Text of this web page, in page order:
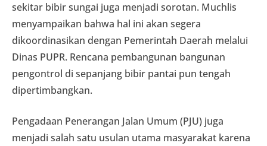
sekitar bibir sungai juga menjadi sorotan. Muchlis
menyampaikan bahwa hal ini akan segera
dikoordinasikan dengan Pemerintah Daerah melalui
Dinas PUPR. Rencana pembangunan bangunan
pengontrol di sepanjang bibir pantai pun tengah
dipertimbangkan.
Pengadaan Penerangan Jalan Umum (PJU) juga
menjadi salah satu usulan utama masyarakat karena